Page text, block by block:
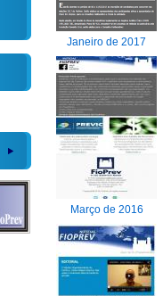
Janeiro de 2017
Março de 2016